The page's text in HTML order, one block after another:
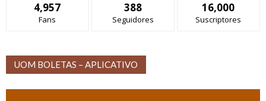
4,957
Fans
388
Seguidores
16,000
Suscriptores
UOM BOLETAS – APLICATIVO